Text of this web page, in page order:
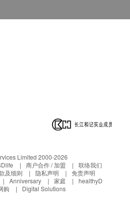
Limited 2000-2026
商户合作 / 加盟
联络我们
及细则 隐私声明
免责声明
Anniversary 家庭
healthyD
购
Digital Solutions